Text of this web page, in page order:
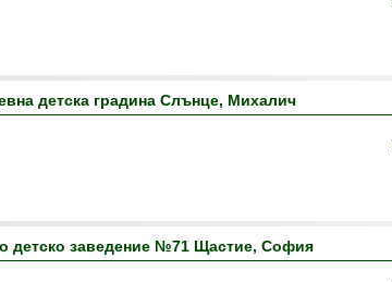
детска градина Слънце, Михалич
детско заведение №71 Щастие, София